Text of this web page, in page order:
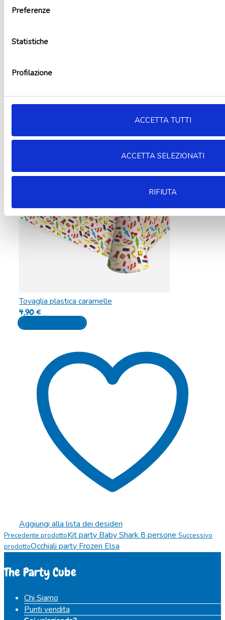
Preferenze
Statistiche
Profilazione
ACCETTA TUTTI
ACCETTA SELEZIONATI
RIFIUTA
Aggiungi alla lista dei desideri
Tovaglia plastica caramelle
4,90€
Aggiungi al carrello
Aggiungi alla lista dei desideri
Precedente prodottoKit party Baby Shark 8 persone Successivo
prodottoOcchiali party Frozen Elsa
The Party Cube
Chi Siamo
Punti vendita